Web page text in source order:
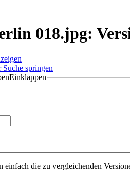
018.jpg:
Suche springen
Einklappen
die zu vergleichenden